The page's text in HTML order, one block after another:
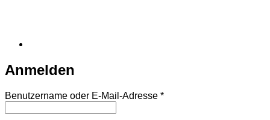
Anmelden
Benutzername oder E-Mail-Adresse *Erforderlich